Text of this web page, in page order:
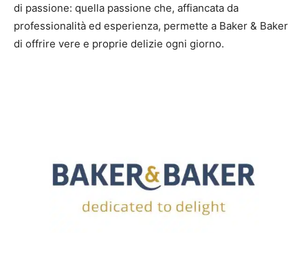
di passione: quella passione che, affiancata da
professionalità ed esperienza, permette a Baker & Baker
di offrire vere e proprie delizie ogni giorno.